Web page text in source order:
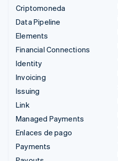
Criptomoneda
Data Pipeline
Elements
Financial Connections
Identity
Invoicing
Issuing
Link
Managed Payments
Enlaces de pago
Payments